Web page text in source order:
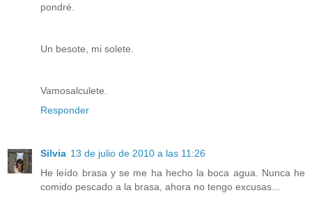
pondré.
Un besote, mi solete.
Vamosalculete.
Responder
Silvia 13 de julio de 2010 a las 11:26
He leído brasa y se me ha hecho la boca agua. Nunca he
comido pescado a la brasa, ahora no tengo excusas...